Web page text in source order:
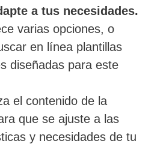
a tus necesidades.
varias opciones, o
en línea plantillas
diseñadas para este
el contenido de la
que se ajuste a las
y necesidades de tu